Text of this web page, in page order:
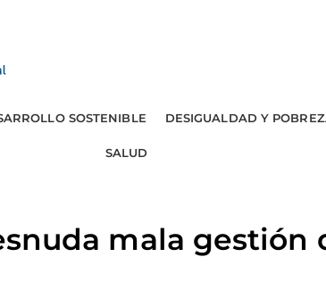
SOSTENIBLE DESIGUALDAD Y
SALUD
mala gestión